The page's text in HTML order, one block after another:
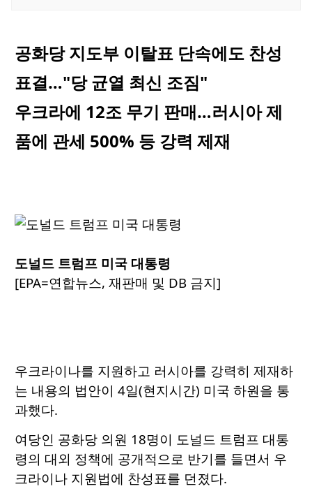
공화당 지도부 이탈표 단속에도 찬성
표결…"당 균열 최신 조짐"
우크라에 12조 무기 판매…러시아 제
품에 관세 500% 등 강력 제재
도널드 트럼프 미국 대통령
[EPA=연합뉴스, 재판매 및 DB 금지]
우크라이나를 지원하고 러시아를 강력히 제재하
는 내용의 법안이 4일(현지시간) 미국 하원을 통
과했다.
여당인 공화당 의원 18명이 도널드 트럼프 대통
령의 대외 정책에 공개적으로 반기를 들면서 우
크라이나 지원법에 찬성표를 던졌다.